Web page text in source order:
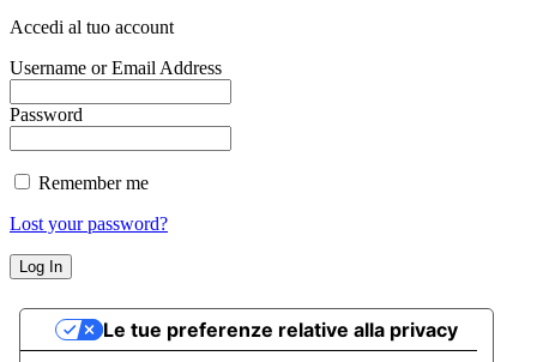
Accedi al tuo account
Username or Email Address
Password
Remember me
Lost your password?
Le tue preferenze relative alla privacy